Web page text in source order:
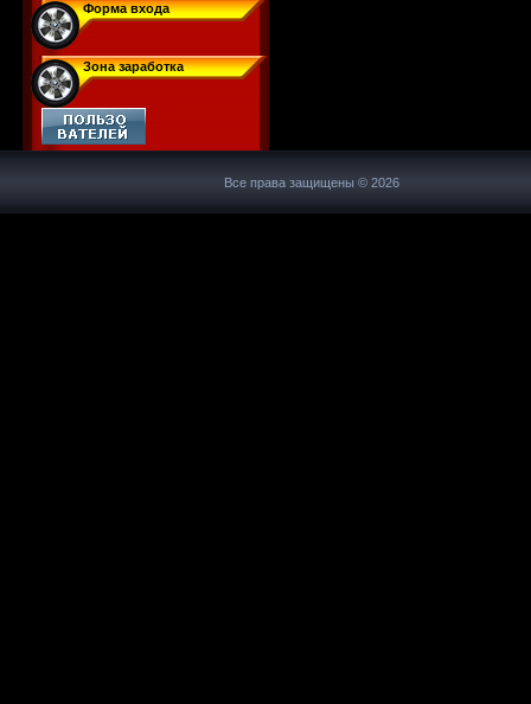
Форма входа
Зона заработка
Все права защищены © 2026